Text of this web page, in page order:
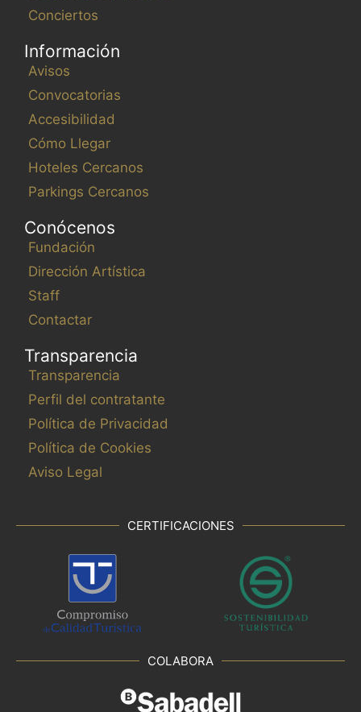
Conciertos
Información
Avisos
Convocatorias
Accesibilidad
Cómo Llegar
Hoteles Cercanos
Parkings Cercanos
Conócenos
Fundación
Dirección Artística
Staff
Contactar
Transparencia
Transparencia
Perfil del contratante
Política de Privacidad
Política de Cookies
Aviso Legal
CERTIFICACIONES
COLABORA